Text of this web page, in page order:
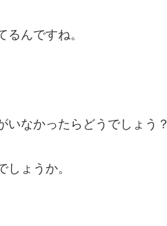
んですね。
いなかったらどうでしょう？
ょうか。